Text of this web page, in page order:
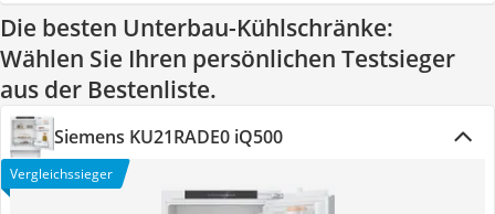
Die besten Unterbau-Kühlschränke:
Wählen Sie Ihren persönlichen Testsieger
aus der Bestenliste.
Siemens KU21RADE0 iQ500
Vergleichssieger